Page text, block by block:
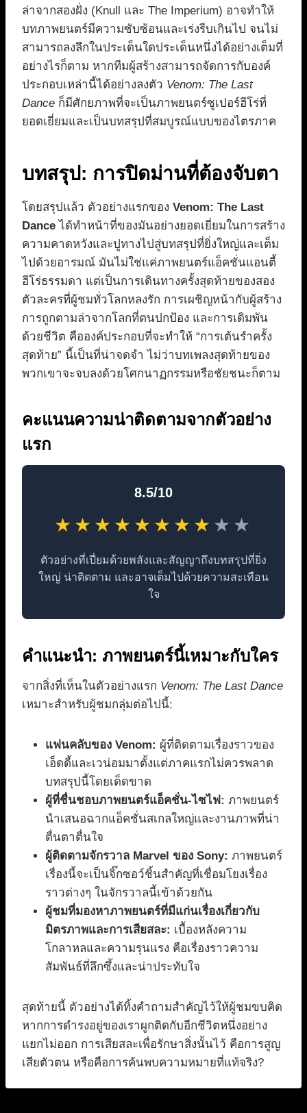
ล่าจากสองฝั่ง (Knull และ The Imperium) อาจทำให้
บทภาพยนตร์มีความซับซ้อนและเร่งรีบเกินไป จนไม่
สามารถลงลึกในประเด็นใดประเด็นหนึ่งได้อย่างเต็มที่
อย่างไรก็ตาม หากทีมผู้สร้างสามารถจัดการกับองค์
ประกอบเหล่านี้ได้อย่างลงตัว Venom: The Last
Dance ก็มีศักยภาพที่จะเป็นภาพยนตร์ซูเปอร์ฮีโร่ที่
ยอดเยี่ยมและเป็นบทสรุปที่สมบูรณ์แบบของไตรภาค
บทสรุป: การปิดม่านที่ต้องจับตา
โดยสรุปแล้ว ตัวอย่างแรกของ Venom: The Last
Dance ได้ทำหน้าที่ของมันอย่างยอดเยี่ยมในการสร้าง
ความคาดหวังและปูทางไปสู่บทสรุปที่ยิ่งใหญ่และเต็ม
ไปด้วยอารมณ์ มันไม่ใช่แค่ภาพยนตร์แอ็คชั่นแอนตี้
ฮีโร่ธรรมดา แต่เป็นการเดินทางครั้งสุดท้ายของสอง
ตัวละครที่ผู้ชมทั่วโลกหลงรัก การเผชิญหน้ากับผู้สร้าง
การถูกตามล่าจากโลกที่ตนปกป้อง และการเดิมพัน
ด้วยชีวิต คือองค์ประกอบที่จะทำให้ “การเต้นรำครั้ง
สุดท้าย” นี้เป็นที่น่าจดจำ ไม่ว่าบทเพลงสุดท้ายของ
พวกเขาจะจบลงด้วยโศกนาฏกรรมหรือชัยชนะก็ตาม
คะแนนความน่าติดตามจากตัวอย่าง
แรก
8.5/10
★ ★ ★ ★ ★ ★ ★ ★ ★ ★
ตัวอย่างที่เปี่ยมด้วยพลังและสัญญาถึงบทสรุปที่ยิ่ง
ใหญ่ น่าติดตาม และอาจเต็มไปด้วยความสะเทือน
ใจ
คำแนะนำ: ภาพยนตร์นี้เหมาะกับใคร
จากสิ่งที่เห็นในตัวอย่างแรก Venom: The Last Dance
เหมาะสำหรับผู้ชมกลุ่มต่อไปนี้:
แฟนคลับของ Venom: ผู้ที่ติดตามเรื่องราวของ
เอ็ดดี้และเวน่อมมาตั้งแต่ภาคแรกไม่ควรพลาด
บทสรุปนี้โดยเด็ดขาด
ผู้ที่ชื่นชอบภาพยนตร์แอ็คชั่น-ไซไฟ: ภาพยนตร์
นำเสนอฉากแอ็คชั่นสเกลใหญ่และงานภาพที่น่า
ตื่นตาตื่นใจ
ผู้ติดตามจักรวาล Marvel ของ Sony: ภาพยนตร์
เรื่องนี้จะเป็นจิ๊กซอว์ชิ้นสำคัญที่เชื่อมโยงเรื่อง
ราวต่างๆ ในจักรวาลนี้เข้าด้วยกัน
ผู้ชมที่มองหาภาพยนตร์ที่มีแก่นเรื่องเกี่ยวกับ
มิตรภาพและการเสียสละ: เบื้องหลังความ
โกลาหลและความรุนแรง คือเรื่องราวความ
สัมพันธ์ที่ลึกซึ้งและน่าประทับใจ
สุดท้ายนี้ ตัวอย่างได้ทิ้งคำถามสำคัญไว้ให้ผู้ชมขบคิด
หากการดำรงอยู่ของเราผูกติดกับอีกชีวิตหนึ่งอย่าง
แยกไม่ออก การเสียสละเพื่อรักษาสิ่งนั้นไว้ คือการสูญ
เสียตัวตน หรือคือการค้นพบความหมายที่แท้จริง?